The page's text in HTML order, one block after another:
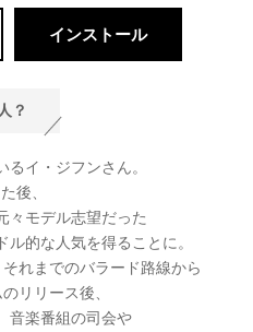
インストール
？
イ・ジフンさん。
後、
々モデル志望だった
的な人気を得ることに。
れまでのバラード路線から
リリース後、
音楽番組の司会や